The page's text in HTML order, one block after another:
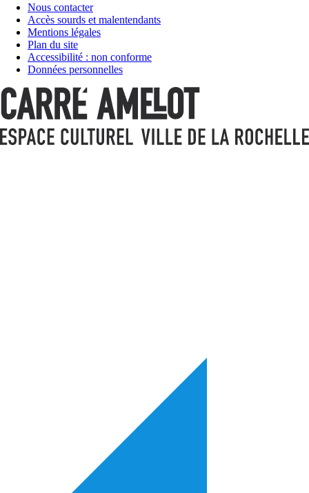
Nous contacter
Accès sourds et malentendants
Mentions légales
Plan du site
Accessibilité : non conforme
Données personnelles